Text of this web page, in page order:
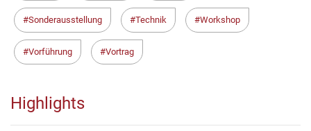
Sonderausstellung Technik Workshop
Vorführung Vortrag
Highlights